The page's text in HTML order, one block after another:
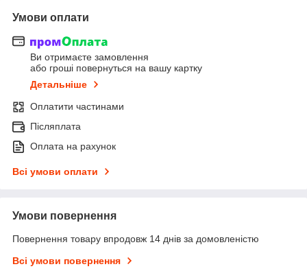
Умови оплати
Ви отримаєте замовлення
або гроші повернуться на вашу картку
Детальніше
Оплатити частинами
Післяплата
Оплата на рахунок
Всі умови оплати
Умови повернення
Повернення товару впродовж 14 днів за домовленістю
Всі умови повернення